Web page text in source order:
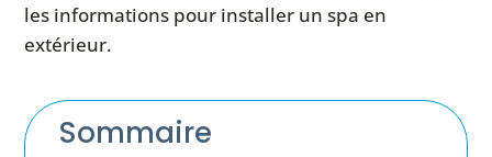
les informations pour installer un spa en
extérieur.
Sommaire